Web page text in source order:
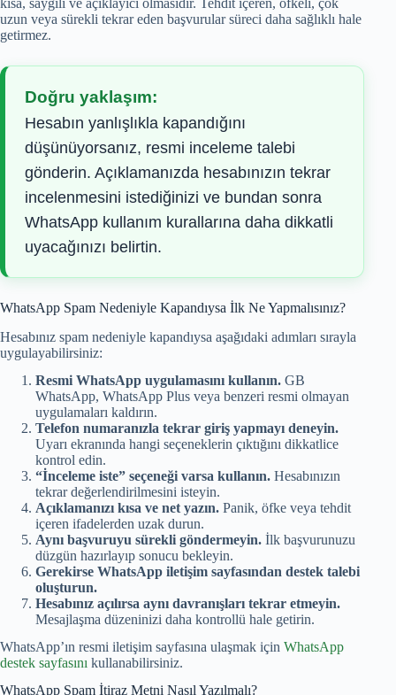
kısa, saygılı ve açıklayıcı olmasıdır. Tehdit içeren, öfkeli, çok
uzun veya sürekli tekrar eden başvurular süreci daha sağlıklı hale
getirmez.
Doğru yaklaşım:
Hesabın yanlışlıkla kapandığını
düşünüyorsanız, resmi inceleme talebi
gönderin. Açıklamanızda hesabınızın tekrar
incelenmesini istediğinizi ve bundan sonra
WhatsApp kullanım kurallarına daha dikkatli
uyacağınızı belirtin.
WhatsApp Spam Nedeniyle Kapandıysa İlk Ne Yapmalısınız?
Hesabınız spam nedeniyle kapandıysa aşağıdaki adımları sırayla
uygulayabilirsiniz:
Resmi WhatsApp uygulamasını kullanın. GB
WhatsApp, WhatsApp Plus veya benzeri resmi olmayan
uygulamaları kaldırın.
Telefon numaranızla tekrar giriş yapmayı deneyin.
Uyarı ekranında hangi seçeneklerin çıktığını dikkatlice
kontrol edin.
“İnceleme iste” seçeneği varsa kullanın. Hesabınızın
tekrar değerlendirilmesini isteyin.
Açıklamanızı kısa ve net yazın. Panik, öfke veya tehdit
içeren ifadelerden uzak durun.
Aynı başvuruyu sürekli göndermeyin. İlk başvurunuzu
düzgün hazırlayıp sonucu bekleyin.
Gerekirse WhatsApp iletişim sayfasından destek talebi
oluşturun.
Hesabınız açılırsa aynı davranışları tekrar etmeyin.
Mesajlaşma düzeninizi daha kontrollü hale getirin.
WhatsApp’ın resmi iletişim sayfasına ulaşmak için WhatsApp
destek sayfasını kullanabilirsiniz.
WhatsApp Spam İtiraz Metni Nasıl Yazılmalı?